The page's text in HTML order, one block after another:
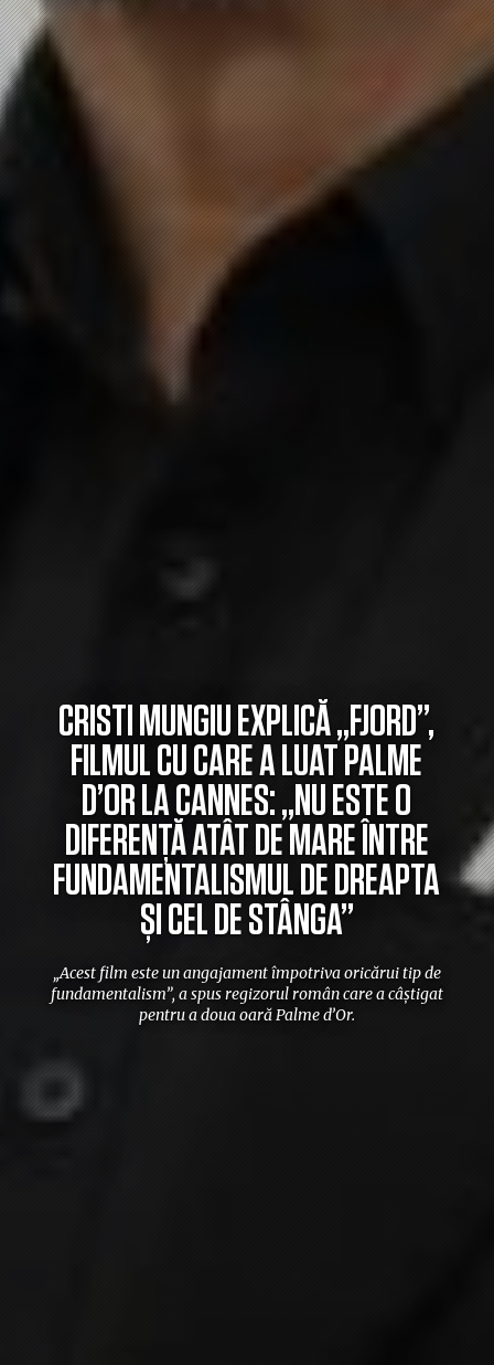
CRISTI MUNGIU EXPLICĂ „FJORD”,
FILMUL CU CARE A LUAT PALME
D’OR LA CANNES: „NU ESTE O
DIFERENȚĂ ATÂT DE MARE ÎNTRE
FUNDAMENTALISMUL DE DREAPTA
ȘI CEL DE STÂNGA”
„Acest film este un angajament împotriva oricărui tip de
fundamentalism”, a spus regizorul român care a câștigat
pentru a doua oară Palme d’Or.